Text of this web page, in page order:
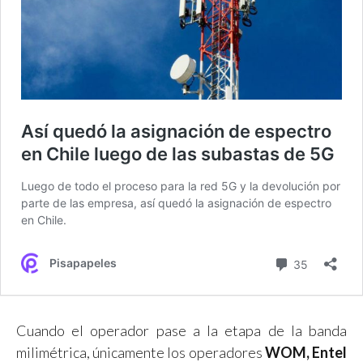
Cuando el operador pase a la etapa de la banda
milimétrica, únicamente los operadoresWOM, Entel